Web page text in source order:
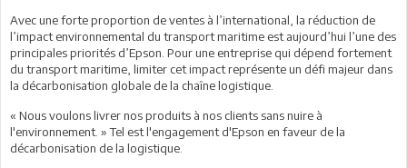
Avec une forte proportion de ventes à l’international, la réduction de
l’impact environnemental du transport maritime est aujourd’hui l’une des
principales priorités d’Epson. Pour une entreprise qui dépend fortement
du transport maritime, limiter cet impact représente un défi majeur dans
la décarbonisation globale de la chaîne logistique.
« Nous voulons livrer nos produits à nos clients sans nuire à
l'environnement. » Tel est l'engagement d'Epson en faveur de la
décarbonisation de la logistique.